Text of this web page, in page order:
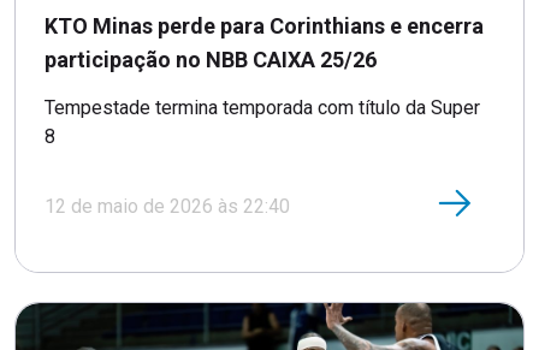
KTO Minas perde para Corinthians e encerra
participação no NBB CAIXA 25/26
Tempestade termina temporada com título da Super
8
12 de maio de 2026 às 22:40